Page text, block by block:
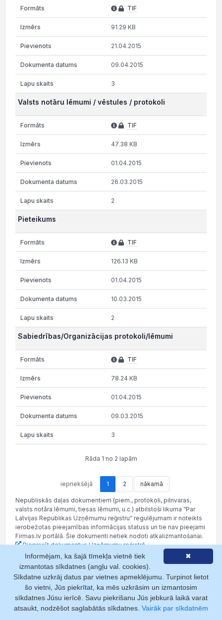
TIF
91.29 KB
21.04.2015
09.04.2015
3
Valsts notāru lēmumi / vēstules / protokoli
TIF
47.38 KB
01.04.2015
26.03.2015
2
Pieteikums
TIF
126.13 KB
01.04.2015
10.03.2015
2
Sabiedrības/Organizācijas protokoli/lēmumi
TIF
78.24 KB
01.04.2015
09.03.2015
3
Rāda 1 no 2 lapām
iepriekšējā 1 2 nākamā
Nepubliskās daļas dokumentiem (piem., protokoli, pilnvaras,
valsts notāra lēmumi, tiesas lēmumi, u.c.) atbilstoši likuma “Par
Latvijas Republikas Uzņēmumu reģistru” regulējumam ir noteikts
ierobežotas pieejamības informācijas statuss un tie nav pieejami
Firmas.lv portālā. Šie dokumenti netiek nodoti atkalizmantošanai.
Pieprasīt dokumentus Uzņēmumu reģistrā
Ilgtspējas pārskati
✖
Informējam, ka šajā tīmekļa vietnē tiek
izmantotas sīkdatnes (angļu val. cookies).
Sīkdatne uzkrāj datus par vietnes apmeklējumu. Turpinot lietot
šo vietni, Jūs piekrītat, ka mēs uzkrāsim un izmantosim
sīkdatnes Jūsu ierīcē. Savu piekrišanu Jūs jebkurā laikā varat
atsaukt, nodzēšot saglabātās sīkdatnes. Vairāk par sīkdatnēm